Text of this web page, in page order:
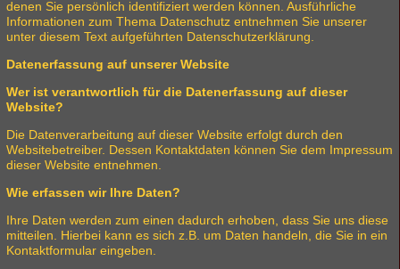
denen Sie persönlich identifiziert werden können. Ausführliche
Informationen zum Thema Datenschutz entnehmen Sie unserer
unter diesem Text aufgeführten Datenschutzerklärung.
Datenerfassung auf unserer Website
Wer ist verantwortlich für die Datenerfassung auf dieser
Website?
Die Datenverarbeitung auf dieser Website erfolgt durch den
Websitebetreiber. Dessen Kontaktdaten können Sie dem Impressum
dieser Website entnehmen.
Wie erfassen wir Ihre Daten?
Ihre Daten werden zum einen dadurch erhoben, dass Sie uns diese
mitteilen. Hierbei kann es sich z.B. um Daten handeln, die Sie in ein
Kontaktformular eingeben.